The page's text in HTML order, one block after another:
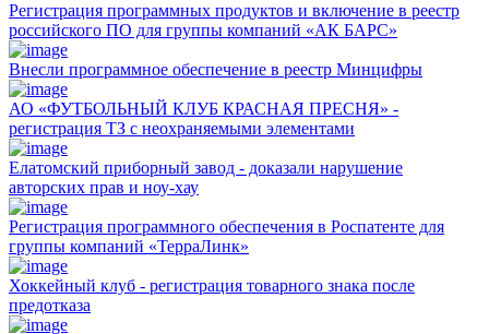
Регистрация программных продуктов и включение в реестр
российского ПО для группы компаний «АК БАРС»
Внесли программное обеспечение в реестр Минцифры
АО «ФУТБОЛЬНЫЙ КЛУБ КРАСНАЯ ПРЕСНЯ» -
регистрация ТЗ с неохраняемыми элементами
Елатомский приборный завод - доказали нарушение
авторских прав и ноу-хау
Регистрация программного обеспечения в Роспатенте для
группы компаний «ТерраЛинк»
Хоккейный клуб - регистрация товарного знака после
предотказа